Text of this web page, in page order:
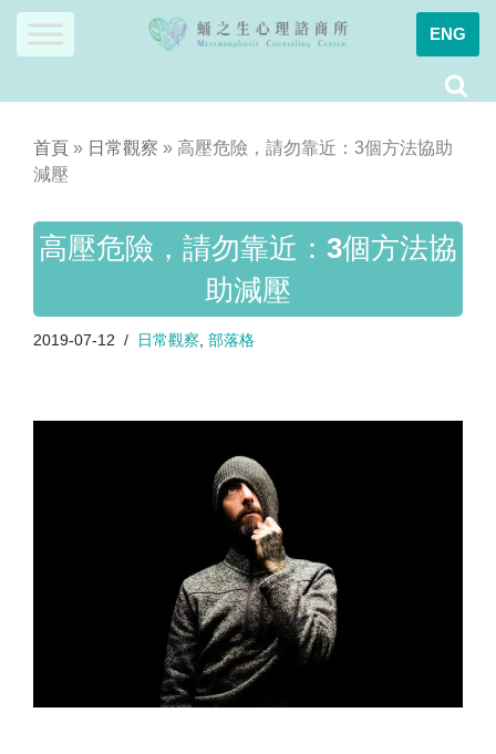
Skip
ENG
首頁 » 日常觀察 » 高壓危險，請勿靠近：3個方法協助
減壓
高壓危險，請勿靠近：3個方法協
助減壓
2019-07-12 日常觀察 部落格